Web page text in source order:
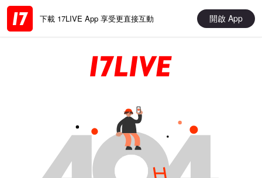
下載 17LIVE App 享受更直接互動 開啟 App